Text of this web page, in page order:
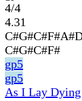
4/4
4.31
C#G#C#F#
gp5
gp5
As I Lay